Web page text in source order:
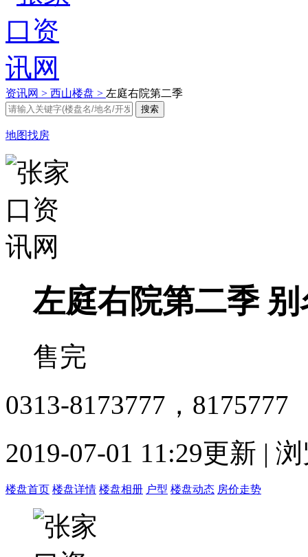
资讯网 > 西山楼盘 > 左庭右院第二季
地图找房
左庭右院第二季
售完
0313-8173777，8175777
2019-07-01 11:29更新 |
楼盘首页 楼盘详情 楼盘相册 户型 楼盘动态 房价走势